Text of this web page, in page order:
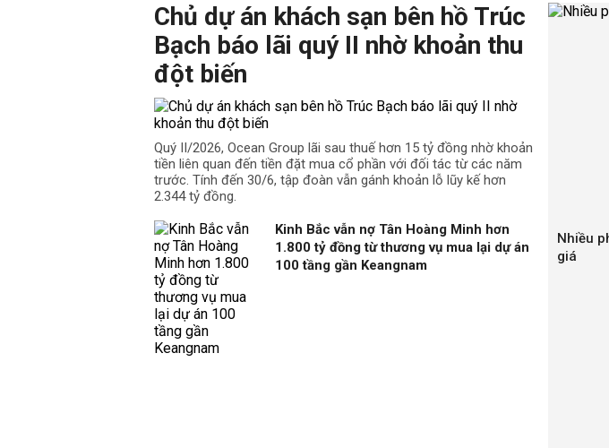
Chủ dự án khách sạn bên hồ Trúc
Bạch báo lãi quý II nhờ khoản thu
đột biến
Quý II/2026, Ocean Group lãi sau thuế hơn 15 tỷ đồng nhờ khoản
tiền liên quan đến tiền đặt mua cổ phần với đối tác từ các năm
trước. Tính đến 30/6, tập đoàn vẫn gánh khoản lỗ lũy kế hơn
2.344 tỷ đồng.
Kinh Bắc vẫn nợ Tân Hoàng Minh hơn
1.800 tỷ đồng từ thương vụ mua lại dự án
100 tầng gần Keangnam
Nhiều
giá